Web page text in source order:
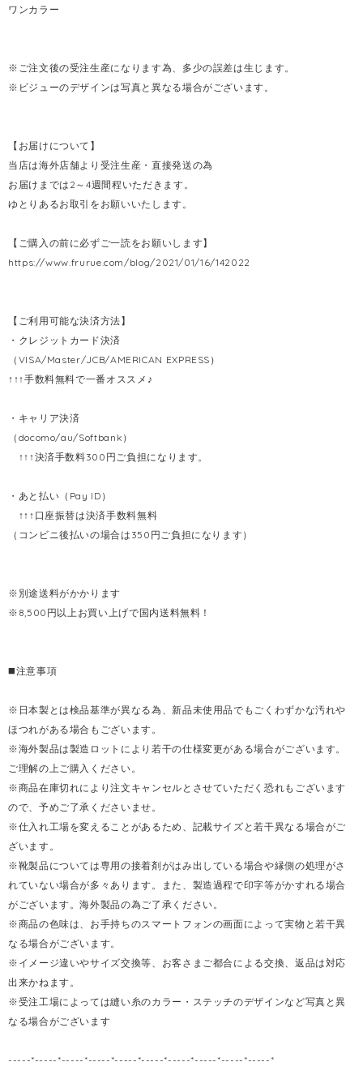
ワンカラー
※ご注文後の受注生産になります為、多少の誤差は生じます。
※ビジューのデザインは写真と異なる場合がございます。
【お届けについて】
当店は海外店舗より受注生産・直接発送の為
お届けまでは2～4週間程いただきます。
ゆとりあるお取引をお願いいたします。
【ご購入の前に必ずご一読をお願いします】
https://www.frurue.com/blog/2021/01/16/142022
【ご利用可能な決済方法】
・クレジットカード決済
（VISA/Master/JCB/AMERICAN EXPRESS）
↑↑↑手数料無料で一番オススメ♪
・キャリア決済
（docomo/au/Softbank）
↑↑↑決済手数料300円ご負担になります。
・あと払い（Pay ID）
↑↑↑口座振替は決済手数料無料
（コンビニ後払いの場合は350円ご負担になります）
※別途送料がかかります
※8,500円以上お買い上げで国内送料無料！
◼️注意事項
※日本製とは検品基準が異なる為、新品未使用品でもごくわずかな汚れや
ほつれがある場合もございます。
※海外製品は製造ロットにより若干の仕様変更がある場合がございます。
ご理解の上ご購入ください。
※商品在庫切れにより注文キャンセルとさせていただく恐れもございます
ので、予めご了承くださいませ。
※仕入れ工場を変えることがあるため、記載サイズと若干異なる場合がご
ざいます。
※靴製品については専用の接着剤がはみ出している場合や縁側の処理がさ
れていない場合が多々あります。また、製造過程で印字等がかすれる場合
がございます。海外製品の為ご了承ください。
※商品の色味は、お手持ちのスマートフォンの画面によって実物と若干異
なる場合がございます。
※イメージ違いやサイズ交換等、お客さまご都合による交換、返品は対応
出来かねます。
※受注工場によっては縫い糸のカラー・ステッチのデザインなど写真と異
なる場合がございます
-----*-----*-----*-----*-----*-----*-----*-----*-----*-----*